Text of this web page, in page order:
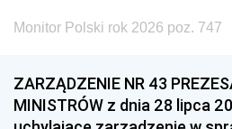
Monitor Polski rok 2026 poz. 747
ZARZĄDZENIE NR 43
MINISTRÓW z dnia 28 lipca